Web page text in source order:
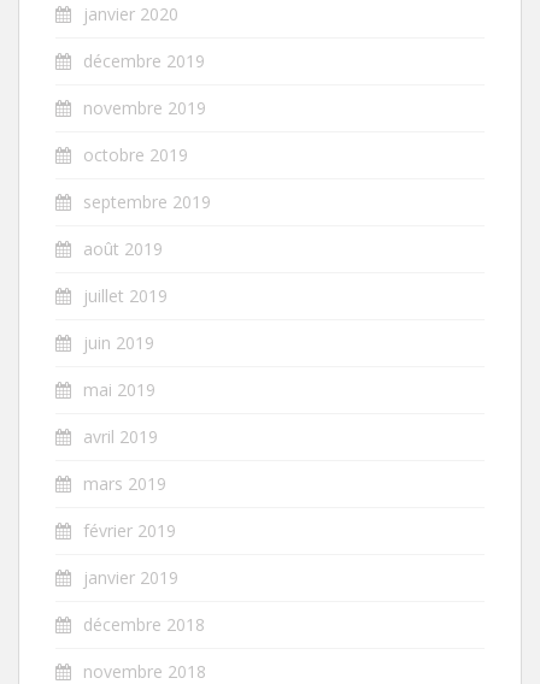
janvier 2020
décembre 2019
novembre 2019
octobre 2019
septembre 2019
août 2019
juillet 2019
juin 2019
mai 2019
avril 2019
mars 2019
février 2019
janvier 2019
décembre 2018
novembre 2018